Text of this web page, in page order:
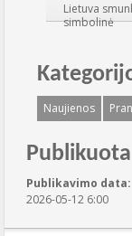
Lietuva
simbolinė
Naujienos
Publikuota
Publikavimo data:
2026-05-12 6:00